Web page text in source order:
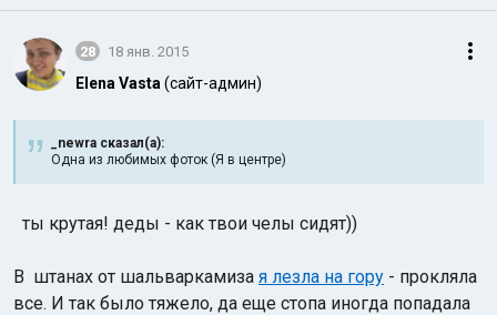
28 18 янв. 2015
Elena Vasta (сайт-админ)
_newra сказал(а):
Одна из любимых фоток (Я в центре)
ты крутая! деды - как твои челы сидят))
В штанах от шальваркамиза я лезла на гору - прокляла
все. И так было тяжело, да еще стопа иногда попадала